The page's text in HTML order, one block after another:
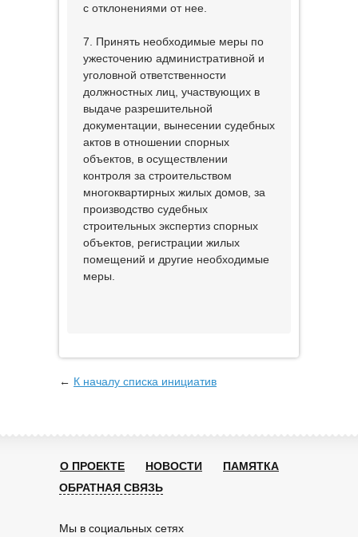
с отклонениями от нее.
7. Принять необходимые меры по
ужесточению административной и
уголовной ответственности
должностных лиц, участвующих в
выдаче разрешительной
документации, вынесении судебных
актов в отношении спорных
объектов, в осуществлении
контроля за строительством
многоквартирных жилых домов, за
производство судебных
строительных экспертиз спорных
объектов, регистрации жилых
помещений и другие необходимые
меры.
← К началу списка инициатив
О ПРОЕКТЕ НОВОСТИ
ПАМЯТКА
ОБРАТНАЯ СВЯЗЬ
Мы в социальных сетях